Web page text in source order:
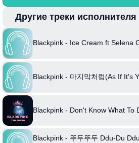
Интересный факт: "Forever Young" была
на концерте Blackpink в 2019 году и
композиций поклонников группы за
глубокое содержание.
Другие треки исполнителя
Blackpink - Ice Cream ft Selena
Blackpink - 마지막처럼(As If It's
Blackpink - Don't Know What To
Blackpink - 뚜두뚜두 Ddu-Du